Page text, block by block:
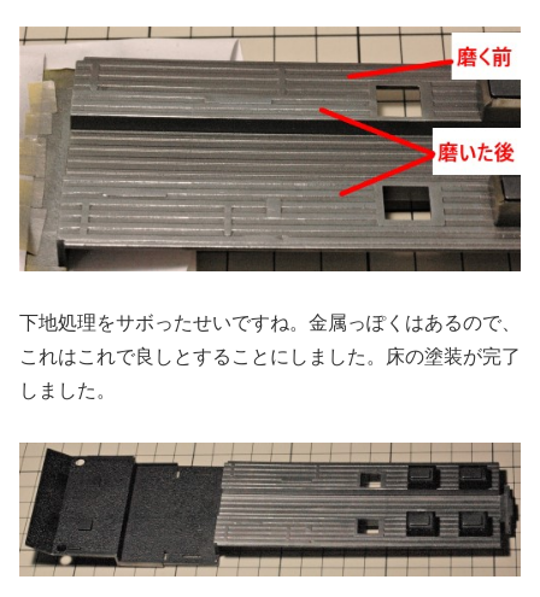
下地処理をサボったせいですね。金属っぽくはあるので、
これはこれで良しとすることにしました。床の塗装が完了
しました。